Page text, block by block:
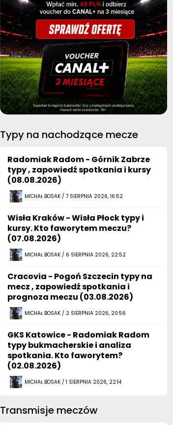
Typy na nachodzące mecze
Radomiak Radom - Górnik Zabrze
typy , zapowiedź spotkania i kursy
(08.08.2026)
MICHAŁ BOSAK / 7 SIERPNIA 2026, 16:52
Wisła Kraków - Wisła Płock typy i
kursy. Kto faworytem meczu?
(07.08.2026)
MICHAŁ BOSAK / 6 SIERPNIA 2026, 22:52
Cracovia - Pogoń Szczecin typy na
mecz , zapowiedź spotkania i
prognoza meczu (03.08.2026)
MICHAŁ BOSAK / 2 SIERPNIA 2026, 20:56
GKS Katowice - Radomiak Radom
typy bukmacherskie i analiza
spotkania. Kto faworytem?
(02.08.2026)
MICHAŁ BOSAK / 1 SIERPNIA 2026, 22:14
Transmisje meczów